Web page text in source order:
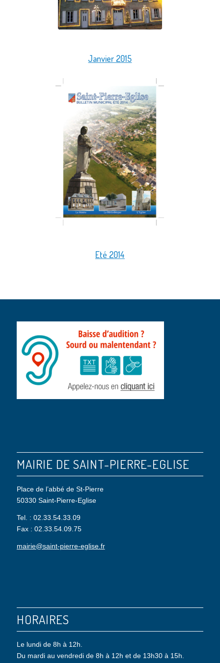
Janvier 2015
Eté 2014
MAIRIE DE SAINT-PIERRE-EGLISE
Place de l’abbé de St-Pierre
50330 Saint-Pierre-Eglise
Tel. : 02.33.54.33.09
Fax : 02.33.54.09.75
mairie@saint-pierre-eglise.fr
HORAIRES
Le lundi de 8h à 12h.
Du mardi au vendredi de 8h à 12h et de 13h30 à 15h.